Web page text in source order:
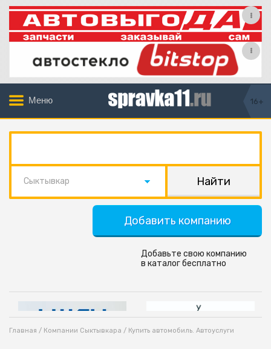
Меню 16+
Сыктывкар
Добавить компанию
Добавьте свою компанию
в каталог бесплатно
Главная / Компании Сыктывкара / Купить автомобиль. Автоуслуги